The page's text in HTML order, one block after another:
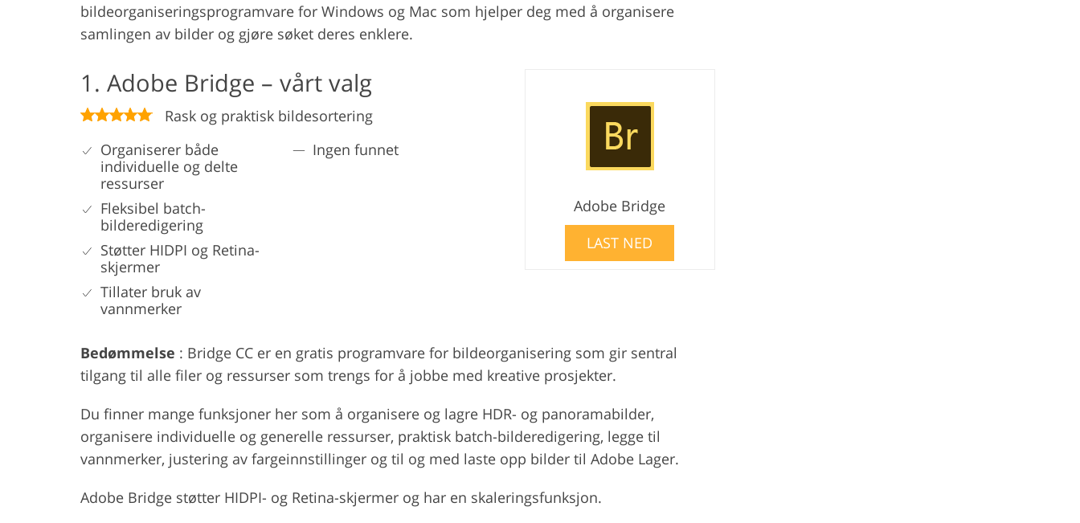
bildeorganiseringsprogramvare for Windows og Mac som hjelper deg med å organisere
samlingen av bilder og gjøre søket deres enklere.
1. Adobe Bridge – vårt valg
Rask og praktisk bildesortering
Organiserer både
individuelle og delte
ressurser
Fleksibel batch-
bilderedigering
Støtter HIDPI og Retina-
skjermer
Tillater bruk av
vannmerker
Ingen funnet
Adobe Bridge
LAST NED
Bedømmelse : Bridge CC er en gratis programvare for bildeorganisering som gir sentral
tilgang til alle filer og ressurser som trengs for å jobbe med kreative prosjekter.
Du finner mange funksjoner her som å organisere og lagre HDR- og panoramabilder,
organisere individuelle og generelle ressurser, praktisk batch-bilderedigering, legge til
vannmerker, justering av fargeinnstillinger og til og med laste opp bilder til Adobe Lager.
Adobe Bridge støtter HIDPI- og Retina-skjermer og har en skaleringsfunksjon.